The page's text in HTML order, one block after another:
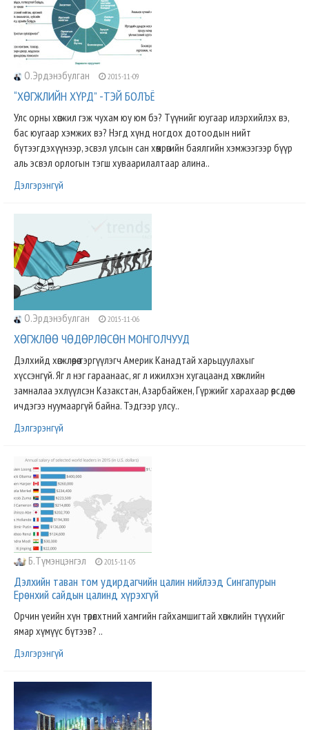
О.Эрдэнэбулган 2015-11-09
“ХӨГЖЛИЙН ХҮРД” -ТЭЙ БОЛЪЁ
Улс орны хөгжил гэж чухам юу юм бэ? Түүнийг юугаар илэрхийлэх вэ,
бас юугаар хэмжих вэ? Нэгд хүнд ногдох дотоодын нийт
бүтээгдэхүүнээр, эсвэл улсын сан хөмрөгийн баялгийн хэмжээгээр бүүр
аль эсвэл орлогын тэгш хуваарилалтаар алина..
Дэлгэрэнгүй
О.Эрдэнэбулган 2015-11-06
ХӨГЖЛӨӨ ЧӨДӨРЛӨСӨН МОНГОЛЧУУД
Дэлхийд хөгжлөөрөө тэргүүлэгч Америк Канадтай харьцуулахыг
хүссэнгүй. Яг л нэг гараанаас, яг л ижилхэн хугацаанд хөгжлийн
замналаа эхлүүлсэн Казакстан, Азарбайжен, Гүржийг харахаар өөрсдөөсөө
ичдэгээ нуумааргүй байна. Тэдгээр улсу..
Дэлгэрэнгүй
Б.Түмэнцэнгэл 2015-11-05
Дэлхийн таван том удирдагчийн цалин нийлээд Сингапурын
Ерөнхий сайдын цалинд хүрэхгүй
Орчин үеийн хүн төрөлхтний хамгийн гайхамшигтай хөгжлийн түүхийг
ямар хүмүүс бүтээв? ..
Дэлгэрэнгүй